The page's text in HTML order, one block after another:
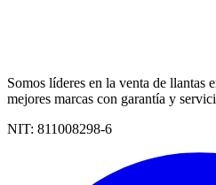
Somos líderes en la venta de llantas
mejores marcas con garantía y
NIT: 811008298-6